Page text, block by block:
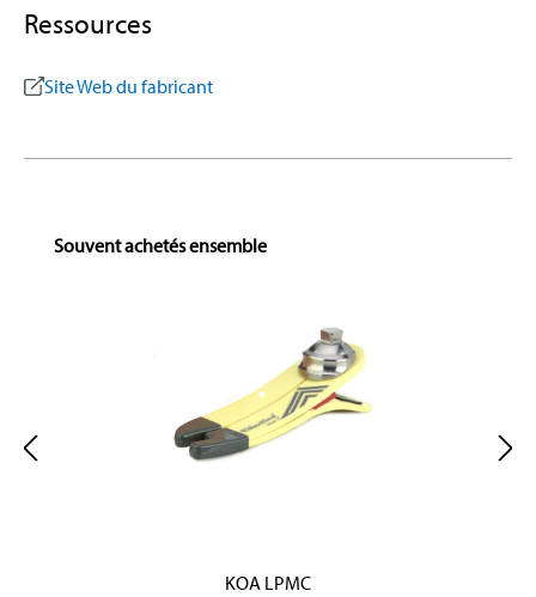
Ressources
Site Web du fabricant
Skip product gallery
Souvent achetés ensemble
KOA LPMC